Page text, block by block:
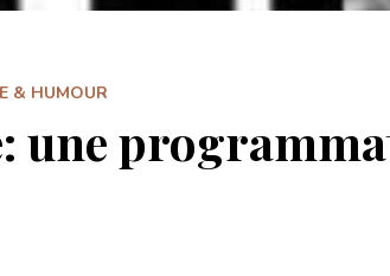
& HUMOUR
une